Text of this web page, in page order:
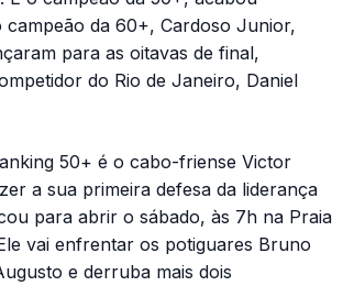
campeão da 60+, Cardoso Junior,
para as oitavas de final,
do Rio de Janeiro, Daniel
50+ é o cabo-friense Victor
a sua primeira defesa da liderança
para abrir o sábado, às 7h na Praia
vai enfrentar os potiguares Bruno
e derruba mais dois